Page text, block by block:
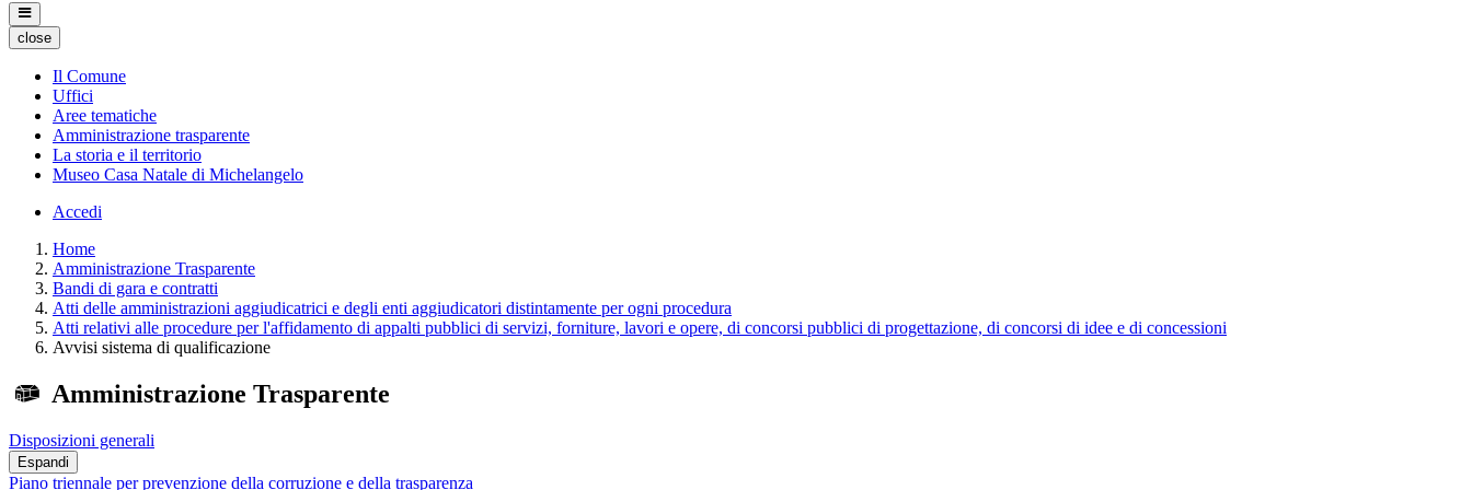
close
Il Comune
Uffici
Aree tematiche
Amministrazione trasparente
La storia e il territorio
Museo Casa Natale di Michelangelo
Accedi
Home
Amministrazione Trasparente
Bandi di gara e contratti
Atti delle amministrazioni aggiudicatrici e degli enti aggiudicatori distintamente per ogni procedura
Atti relativi alle procedure per l'affidamento di appalti pubblici di servizi, forniture, lavori e opere, di concorsi pubblici di progettazione, di concorsi di idee e di concessioni
Avvisi sistema di qualificazione
Amministrazione Trasparente
Disposizioni generali
Espandi
Piano triennale per prevenzione della corruzione e della trasparenza